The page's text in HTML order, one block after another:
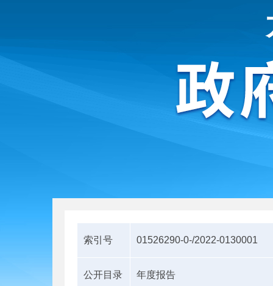
索引号 01526290-0-/2022-0130001
公开目录 年度报告